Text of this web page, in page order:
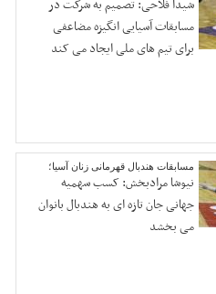
شیدا فلاحی: تصمیم به شرکت در
مسابقات آسیایی انگیزه مضاعفی
برای تیم های ملی ایجاد می کند
مسابقات هندبال قهرمانی زنان آسیا؛
نیوشا مرادبخش: کسب سهمیه
جهانی جان تازه ای به هندبال بانوان
می بخشد